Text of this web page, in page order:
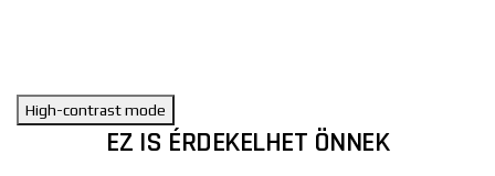
High-contrast mode
EZ IS ÉRDEKELHET ÖNNEK